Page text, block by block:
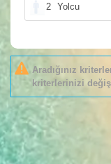
2 Yolcu
Aradığınız
kriterlerinizi